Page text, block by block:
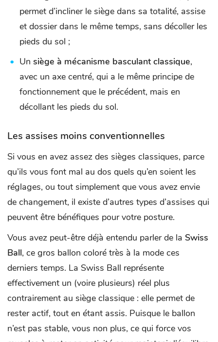
permet d’incliner le siège dans sa totalité, assise
et dossier dans le même temps, sans décoller les
pieds du sol ;
Un siège à mécanisme basculant classique,
avec un axe centré, qui a le même principe de
fonctionnement que le précédent, mais en
décollant les pieds du sol.
Les assises moins conventionnelles
Si vous en avez assez des sièges classiques, parce
qu’ils vous font mal au dos quels qu’en soient les
réglages, ou tout simplement que vous avez envie
de changement, il existe d’autres types d’assises qui
peuvent être bénéfiques pour votre posture.
Vous avez peut-être déjà entendu parler de la Swiss
Ball, ce gros ballon coloré très à la mode ces
derniers temps. La Swiss Ball représente
effectivement un (voire plusieurs) réel plus
contrairement au siège classique : elle permet de
rester actif, tout en étant assis. Puisque le ballon
n’est pas stable, vous non plus, ce qui force vos